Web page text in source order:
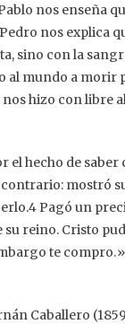
nos enseña
nos explica
sino con la
mundo a morir
hizo con libre
el hecho de
mostró
Pagó un
reino. Cristo
te
Caballero